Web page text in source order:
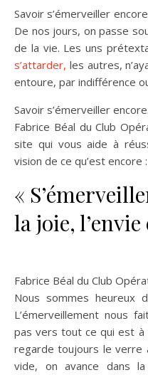
Savoir s’émerveiller encore devient de plus en plus difficile.
De nos jours, on passe
de la vie. Les uns
s’attarder, les autres,
entoure, par indifférence
Savoir s’émerveiller
Fabrice Béal du Club
site qui vous aide à
vision de ce qu’est encore
«
la joie,
Fabrice Béal du Club
Nous sommes heureux
L’émerveillement nous
pas vers tout ce qui est à
regarde toujours le verre
vide, on avance dans